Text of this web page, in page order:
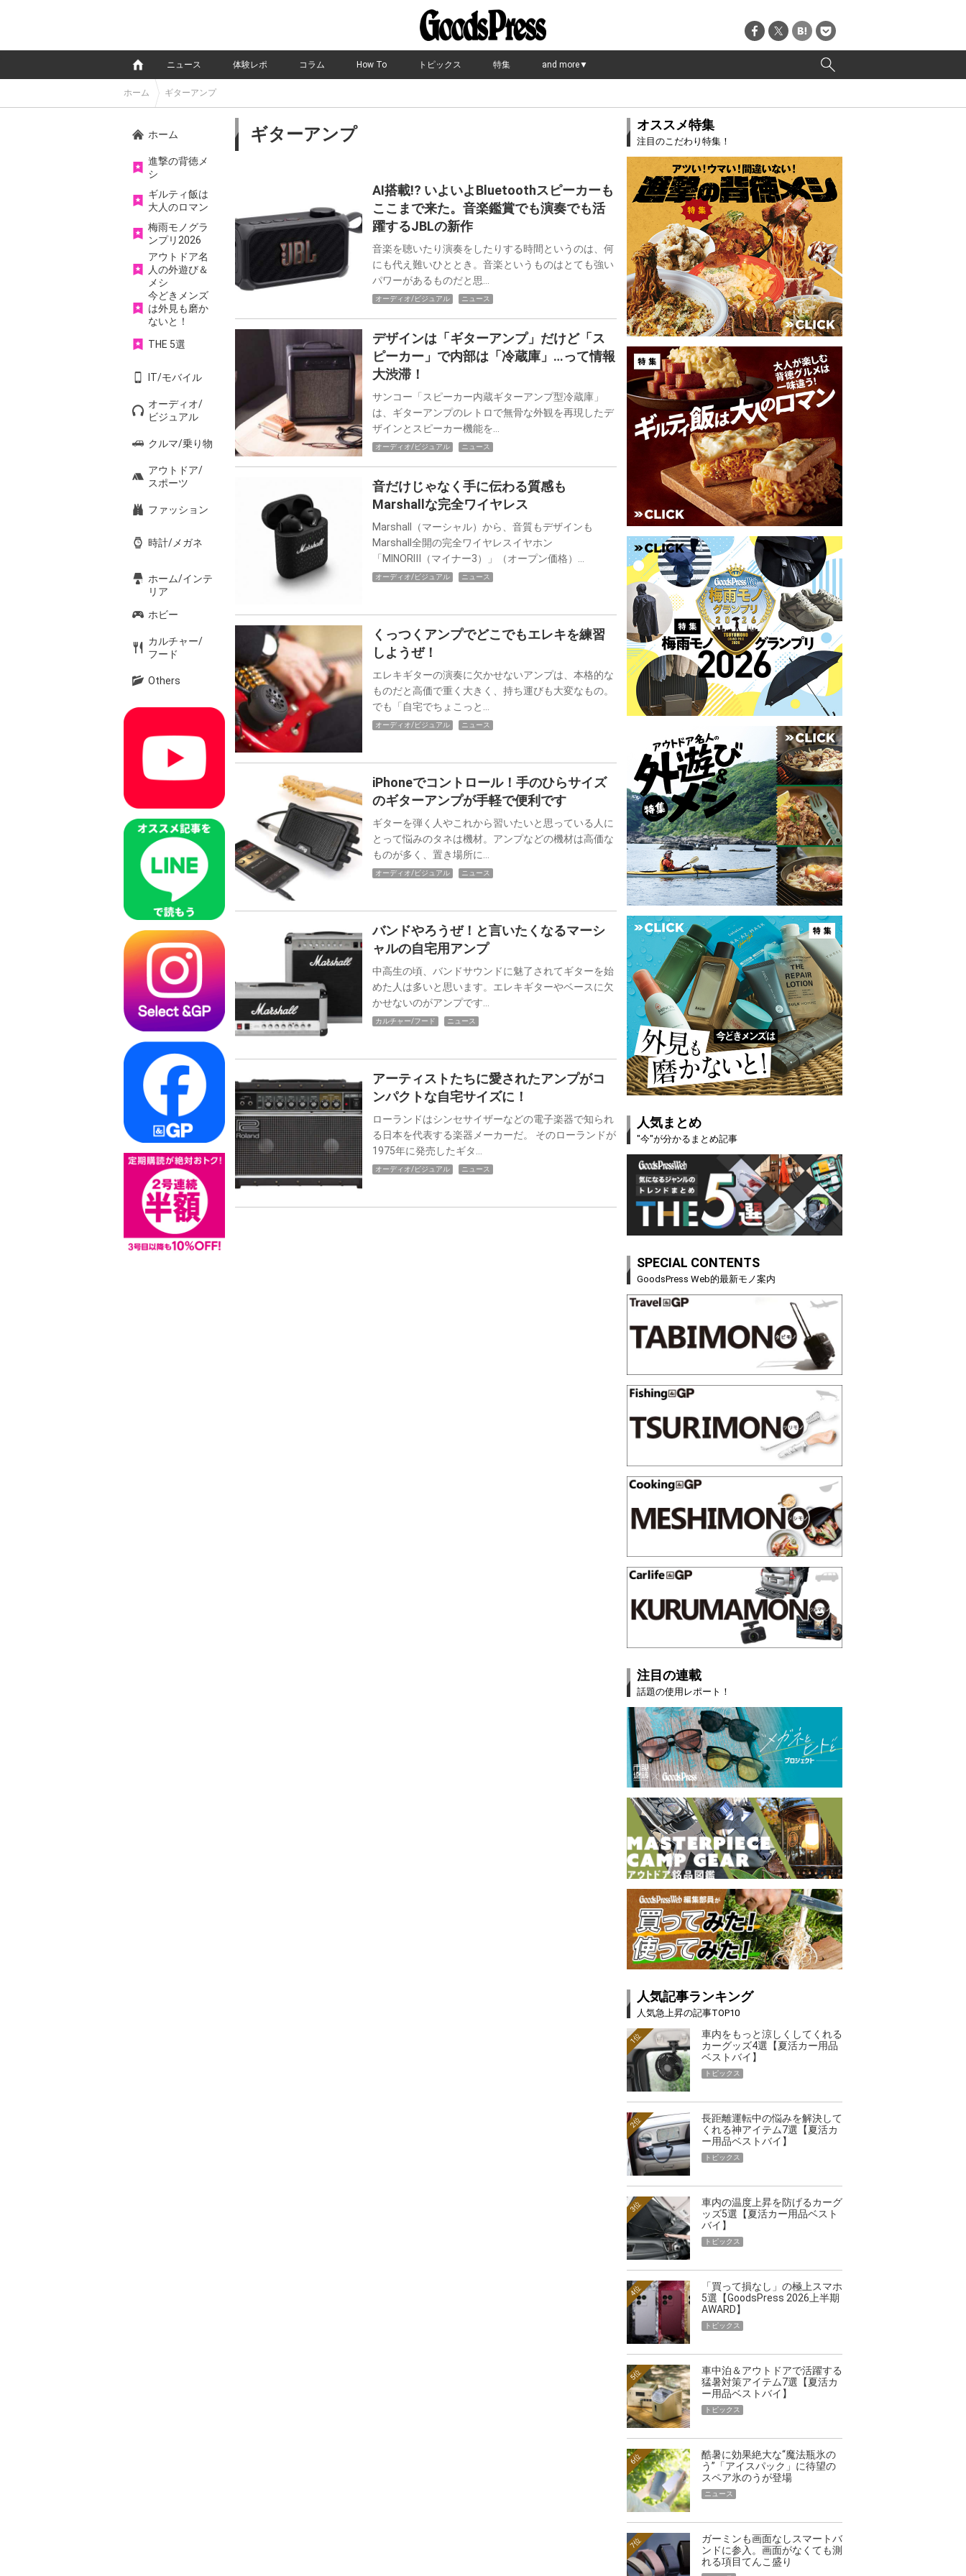
ニュース 体験レポ コラム How To トピックス 特集 and more▼
ホーム ギターアンプ
ホーム
進撃の背徳メ
シ
ギルティ飯は
大人のロマン
梅雨モノグラ
ンプリ2026
アウトドア名
人の外遊び＆
メシ
今どきメンズ
は外見も磨か
ないと！
THE 5選
IT/モバイル
オーディオ/
ビジュアル
クルマ/乗り物
アウトドア/
スポーツ
ファッション
時計/メガネ
ホーム/インテ
リア
ホビー
カルチャー/
フード
Others
ギターアンプ
AI搭載!? いよいよBluetoothスピーカーも
ここまで来た。音楽鑑賞でも演奏でも活
躍するJBLの新作
音楽を聴いたり演奏をしたりする時間というのは、何
にも代え難いひととき。音楽というものはとても強い
パワーがあるものだと思…
オーディオ/ビジュアル ニュース
デザインは「ギターアンプ」だけど「ス
ピーカー」で内部は「冷蔵庫」…って情報
大渋滞！
サンコー「スピーカー内蔵ギターアンプ型冷蔵庫」
は、ギターアンプのレトロで無骨な外観を再現したデ
ザインとスピーカー機能を…
オーディオ/ビジュアル ニュース
音だけじゃなく手に伝わる質感も
Marshallな完全ワイヤレス
Marshall（マーシャル）から、音質もデザインも
Marshall全開の完全ワイヤレスイヤホン
「MINORⅢ（マイナー3）」（オープン価格）…
オーディオ/ビジュアル ニュース
くっつくアンプでどこでもエレキを練習
しようぜ！
エレキギターの演奏に欠かせないアンプは、本格的な
ものだと高価で重く大きく、持ち運びも大変なもの。
でも「自宅でちょこっと…
オーディオ/ビジュアル ニュース
iPhoneでコントロール！手のひらサイズ
のギターアンプが手軽で便利です
ギターを弾く人やこれから習いたいと思っている人に
とって悩みのタネは機材。アンプなどの機材は高価な
ものが多く、置き場所に…
オーディオ/ビジュアル ニュース
バンドやろうぜ！と言いたくなるマーシ
ャルの自宅用アンプ
中高生の頃、バンドサウンドに魅了されてギターを始
めた人は多いと思います。エレキギターやベースに欠
かせないのがアンプです…
カルチャー/フード ニュース
アーティストたちに愛されたアンプがコ
ンパクトな自宅サイズに！
ローランドはシンセサイザーなどの電子楽器で知られ
る日本を代表する楽器メーカーだ。 そのローランドが
1975年に発売したギタ…
オーディオ/ビジュアル ニュース
オススメ特集
注目のこだわり特集！
人気まとめ
"今"が分かるまとめ記事
SPECIAL CONTENTS
GoodsPress Web的最新モノ案内
注目の連載
話題の使用レポート！
人気記事ランキング
人気急上昇の記事TOP10
車内をもっと涼しくしてくれる
カーグッズ4選【夏活カー用品
ベストバイ】
1位
トピックス
長距離運転中の悩みを解決して
くれる神アイテム7選【夏活カ
ー用品ベストバイ】
2位
トピックス
車内の温度上昇を防げるカーグ
ッズ5選【夏活カー用品ベスト
バイ】
3位
トピックス
「買って損なし」の極上スマホ
5選【GoodsPress 2026上半期
AWARD】
4位
トピックス
車中泊＆アウトドアで活躍する
猛暑対策アイテム7選【夏活カ
ー用品ベストバイ】
5位
トピックス
酷暑に効果絶大な“魔法瓶氷の
う”「アイスパック」に待望の
スペア氷のうが登場
6位
ニュース
ガーミンも画面なしスマートバ
ンドに参入。画面がなくても測
れる項目てんこ盛り
7位